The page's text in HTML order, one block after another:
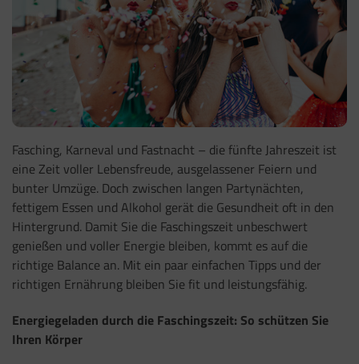
Fasching, Karneval und Fastnacht – die fünfte Jahreszeit ist
eine Zeit voller Lebensfreude, ausgelassener Feiern und
bunter Umzüge. Doch zwischen langen Partynächten,
fettigem Essen und Alkohol gerät die Gesundheit oft in den
Hintergrund. Damit Sie die Faschingszeit unbeschwert
genießen und voller Energie bleiben, kommt es auf die
richtige Balance an. Mit ein paar einfachen Tipps und der
richtigen Ernährung bleiben Sie fit und leistungsfähig.
Energiegeladen durch die Faschingszeit: So schützen Sie
Ihren Körper